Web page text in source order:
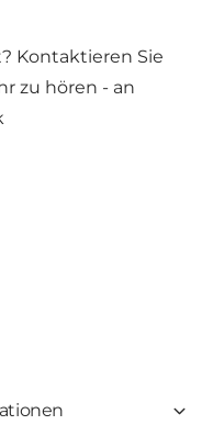
Kontaktieren Sie
zu hören - an